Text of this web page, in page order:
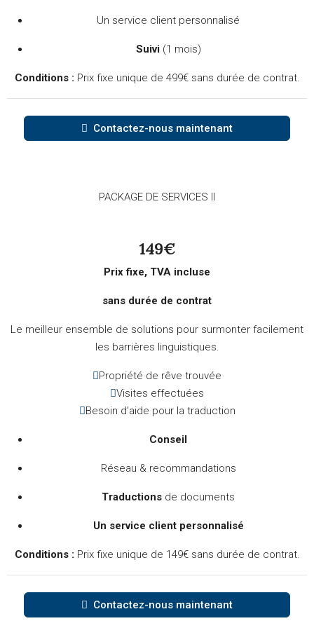
Un service client personnalisé
Suivi(1 mois)
Conditions : Prix fixe unique de 499€ sans durée de contrat.
Contactez-nous maintenant
PACKAGE DE SERVICES II
149€
Prix fixe, TVA incluse
sans durée de contrat
Le meilleur ensemble de solutions pour surmonter facilement
les barrières linguistiques.
Propriété de rêve trouvée
Visites effectuées
Besoin d'aide pour la traduction
Conseil
Réseau & recommandations
Traductions de documents
Un service client personnalisé
Conditions : Prix fixe unique de 149€ sans durée de contrat.
Contactez-nous maintenant